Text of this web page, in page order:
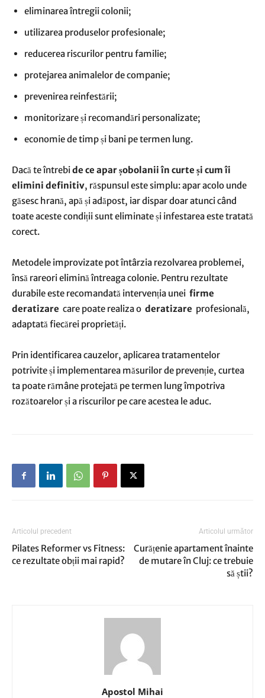
eliminarea întregii colonii;
utilizarea produselor profesionale;
reducerea riscurilor pentru familie;
protejarea animalelor de companie;
prevenirea reinfestării;
monitorizare și recomandări personalizate;
economie de timp și bani pe termen lung.
Dacă te întrebide ce apar șobolanii în curte și cum îi
elimini definitiv, răspunsul este simplu: apar acolo unde
găsesc hrană, apă și adăpost, iar dispar doar atunci când
toate aceste condiții sunt eliminate și infestarea este tratată
corect.
Metodele improvizate pot întârzia rezolvarea problemei,
însă rareori elimină întreaga colonie. Pentru rezultate
durabile este recomandată intervenția unei firme
deratizare care poate realiza o deratizare profesională,
adaptată fiecărei proprietăți.
Prin identificarea cauzelor, aplicarea tratamentelor
potrivite și implementarea măsurilor de prevenție, curtea
ta poate rămâne protejată pe termen lung împotriva
rozătoarelor și a riscurilor pe care acestea le aduc.
Articolul precedent
Pilates Reformer vs Fitness:
ce rezultate obții mai rapid?
Articolul următor
Curățenie apartament înainte
de mutare în Cluj: ce trebuie
să știi?
Apostol Mihai